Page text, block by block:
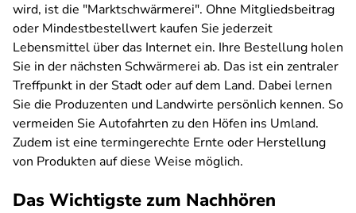
wird, ist die "Marktschwärmerei". Ohne Mitgliedsbeitrag
oder Mindestbestellwert kaufen Sie jederzeit
Lebensmittel über das Internet ein. Ihre Bestellung holen
Sie in der nächsten Schwärmerei ab. Das ist ein zentraler
Treffpunkt in der Stadt oder auf dem Land. Dabei lernen
Sie die Produzenten und Landwirte persönlich kennen. So
vermeiden Sie Autofahrten zu den Höfen ins Umland.
Zudem ist eine termingerechte Ernte oder Herstellung
von Produkten auf diese Weise möglich.
Das Wichtigste zum Nachhören